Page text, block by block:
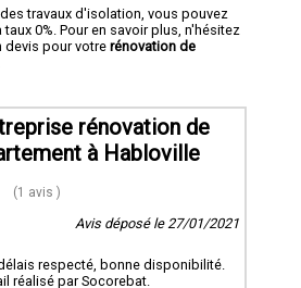
travaux d'isolation, vous pouvez
0%. Pour en savoir plus, n'hésitez
devis pour votre rénovation de
rénovation de
à Habloville
(1 avis )
Avis déposé le 27/01/2021
respecté, bonne disponibilité.
réalisé par Socorebat.